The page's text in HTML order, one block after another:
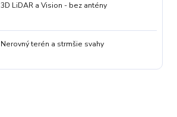
3D LiDAR a Vision - bez antény
Nerovný terén a strmšie svahy